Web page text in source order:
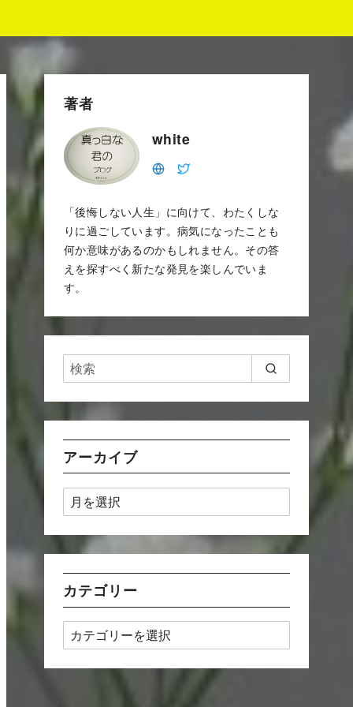
著者
white
「後悔しない人生」に向けて、わたくしな
りに過ごしています。病気になったことも
何か意味があるのかもしれません。その答
えを探すべく新たな発見を楽しんでいま
す。
アーカイブ
ア
ー
カ
ブ
カテゴリー
カ
テ
ゴ